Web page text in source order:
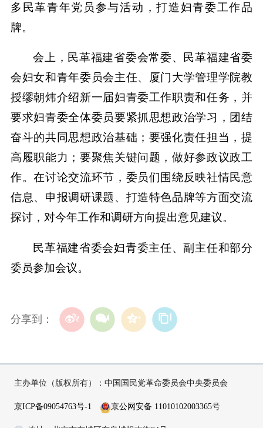
多民革青年党员参与活动，打造妇青委工作品
牌。
会上，民革福建省委会常委、民革福建省委
会妇女和青年委员会主任、厦门大学管理学院教
授缪朝炜介绍新一届妇青委工作职责和任务，并
要求妇青委全体委员要紧抓思想政治学习，团结
奋斗的共同思想政治基础；要强化责任担当，提
高履职能力；要聚焦关键问题，做好参政议政工
作。在讨论交流环节，委员们围绕反映社情民意
信息、申报调研课题、打造特色品牌等方面交流
探讨，对今年工作和调研方向提出意见建议。
民革福建省委会妇青委主任、副主任和部分
委员参加会议。
分享到：
主办单位（版权所有）：中国国民党革命委员会中央委员会
京ICP备09054763号-1 京公网安备 11010102003365号